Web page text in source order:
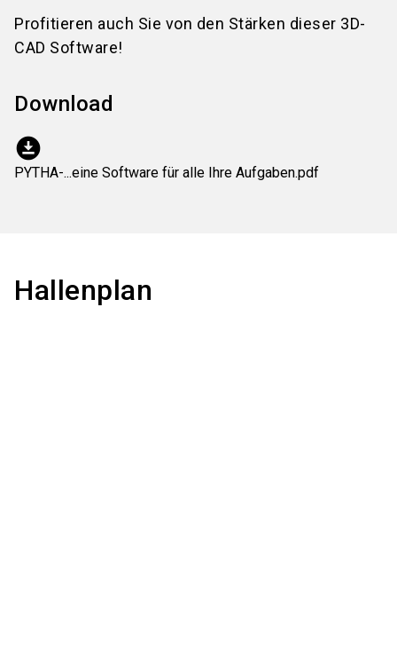
Profitieren auch Sie von den Stärken dieser 3D-
CAD Software!
Download
download_for_offline
PYTHA-...eine Software für alle Ihre Aufgaben.pdf
Hallenplan